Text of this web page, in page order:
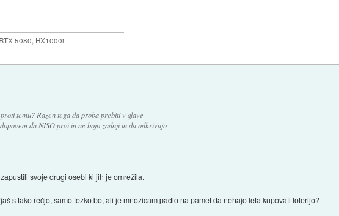
5080, HX1000i
temu? Razen tega da proba prebiti v glave
da NISO prvi in ne bojo zadnji in da odkrivajo
svoje drugi osebi ki jih je omrežila.
s tako rečjo, samo težko bo, ali je množicam padlo na pamet da nehajo leta kupovati loterijo?